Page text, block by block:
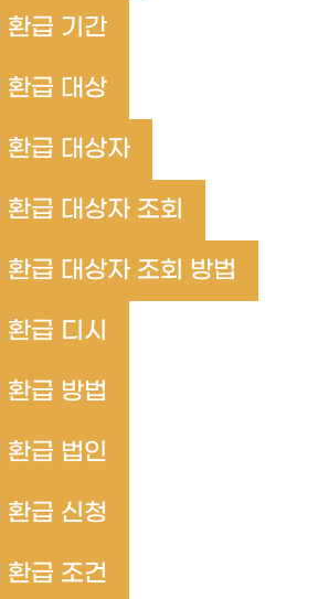
환급 기간
환급 대상
환급 대상자
급 대상자 조회
급 대상자 조회 방법
급 디시
급 방법
환급 법인
급 신청
환급 조건